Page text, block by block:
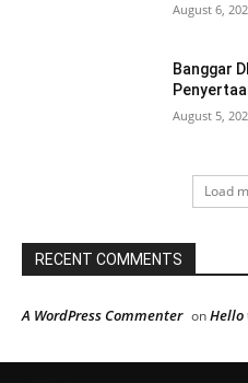
August 6,
Banggar
August 5,
Load
RECENT COMMENTS
A WordPress Commenter onHello